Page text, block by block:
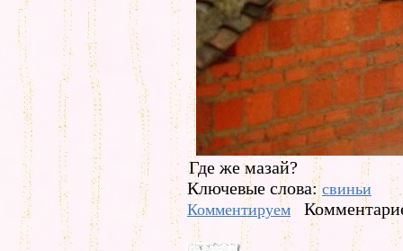
Где же мазай?
Ключевые слова:свиньи
Комментируем